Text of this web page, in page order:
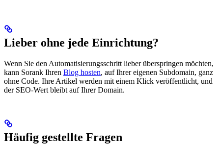
Lieber ohne jede Einrichtung?
Wenn Sie den Automatisierungsschritt lieber überspringen möchten,
kann Sorank Ihren Blog hosten, auf Ihrer eigenen Subdomain, ganz
ohne Code. Ihre Artikel werden mit einem Klick veröffentlicht, und
der SEO-Wert bleibt auf Ihrer Domain.
Häufig gestellte Fragen